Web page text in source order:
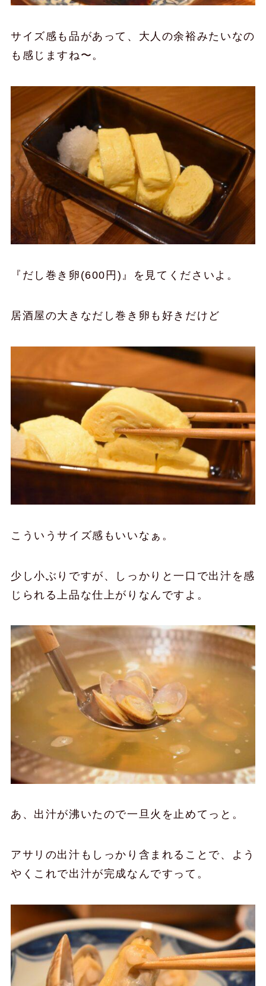
サイズ感も品があって、大人の余裕みたいなの
も感じますね〜。
『だし巻き卵(600円)』を見てくださいよ。
居酒屋の大きなだし巻き卵も好きだけど
こういうサイズ感もいいなぁ。
少し小ぶりですが、しっかりと一口で出汁を感
じられる上品な仕上がりなんですよ。
あ、出汁が沸いたので一旦火を止めてっと。
アサリの出汁もしっかり含まれることで、よう
やくこれで出汁が完成なんですって。